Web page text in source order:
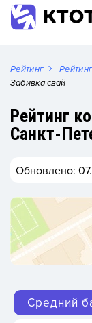
Рейтинг
Забивка свай
Рейтинг
Санкт-
Обновлено:
Средний